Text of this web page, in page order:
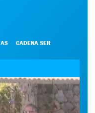
AS CADENA SER